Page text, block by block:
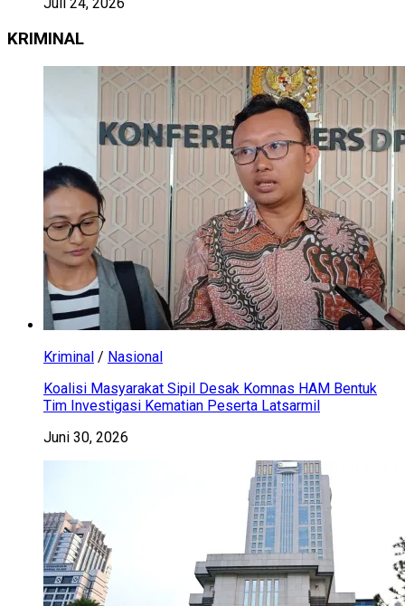
KRIMINAL
Kriminal / Nasional
Koalisi Masyarakat Sipil Desak Komnas HAM Bentuk
Tim Investigasi Kematian Peserta Latsarmil
Juni 30, 2026